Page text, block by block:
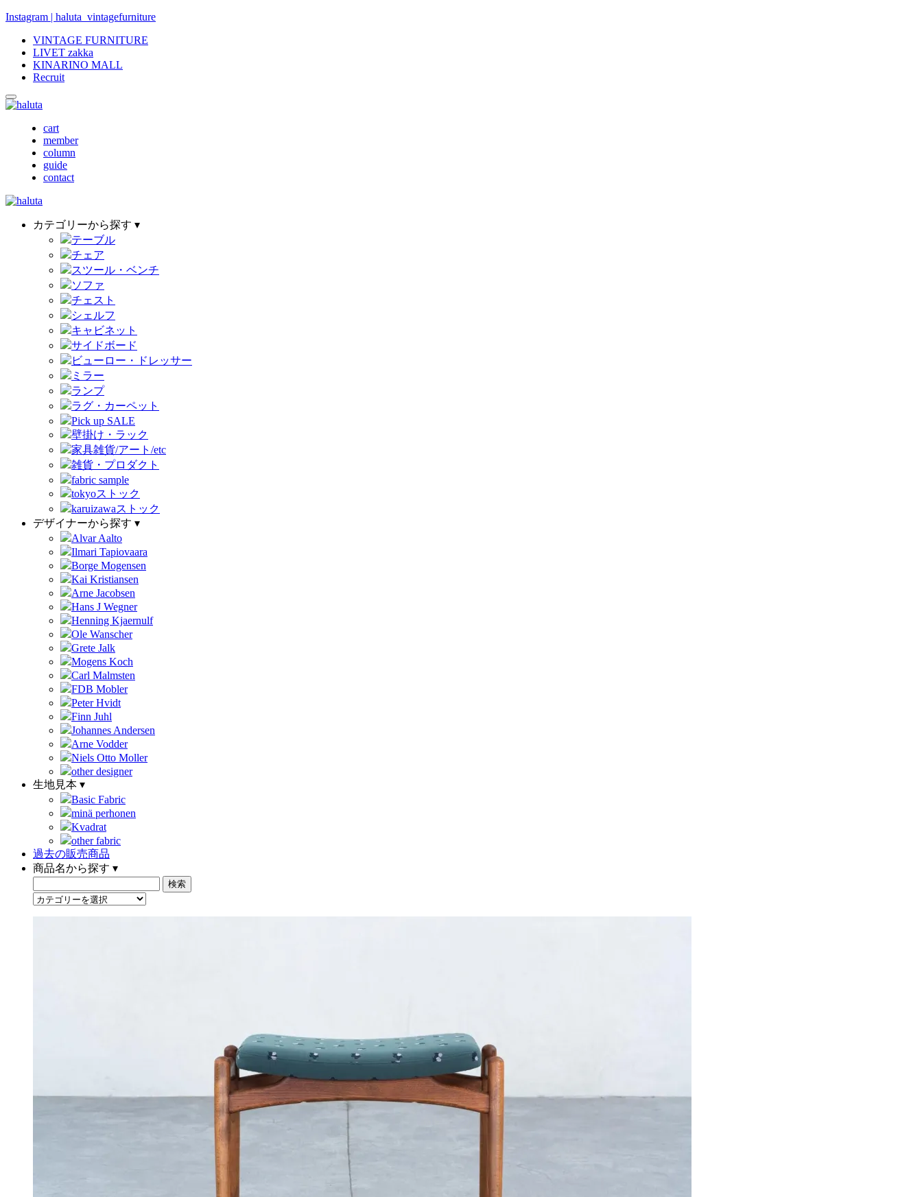
Instagram | haluta_vintagefurniture
VINTAGE FURNITURE
LIVET zakka
KINARINO MALL
Recruit
cart
member
column
guide
contact
カテゴリーから探す ▾
テーブル
チェア
スツール・ベンチ
ソファ
チェスト
シェルフ
キャビネット
サイドボード
ビューロー・ドレッサー
ミラー
ランプ
ラグ・カーペット
Pick up SALE
壁掛け・ラック
家具雑貨/アート/etc
雑貨・プロダクト
fabric sample
tokyoストック
karuizawaストック
デザイナーから探す ▾
Alvar Aalto
Ilmari Tapiovaara
Borge Mogensen
Kai Kristiansen
Arne Jacobsen
Hans J Wegner
Henning Kjaernulf
Ole Wanscher
Grete Jalk
Mogens Koch
Carl Malmsten
FDB Mobler
Peter Hvidt
Finn Juhl
Johannes Andersen
Arne Vodder
Niels Otto Moller
other designer
生地見本 ▾
Basic Fabric
minä perhonen
Kvadrat
other fabric
過去の販売商品
商品名から探す ▾